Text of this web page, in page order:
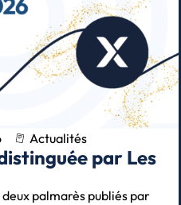
Actualités
par Les
palmarès publiés par